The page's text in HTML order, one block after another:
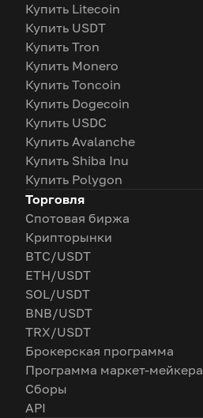
Купить Litecoin
Купить USDT
Купить Tron
Купить Monero
Купить Toncoin
Купить Dogecoin
Купить USDC
Купить Avalanche
Купить Shiba Inu
Купить Polygon
Торговля
Спотовая биржа
Крипторынки
BTC/USDT
ETH/USDT
SOL/USDT
BNB/USDT
TRX/USDT
Брокерская программа
Программа маркет-мейкера
Сборы
API